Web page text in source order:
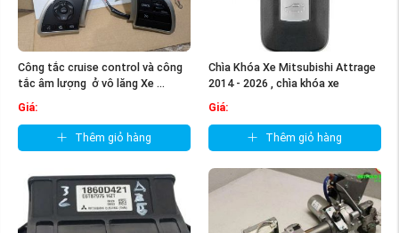
Công tắc cruise control và công
tắc âm lượng ở vô lăng Xe ...
Giá:
Thêm giỏ hàng
Chìa Khóa Xe Mitsubishi Attrage
2014 - 2026 , chìa khóa xe
Giá:
Thêm giỏ hàng